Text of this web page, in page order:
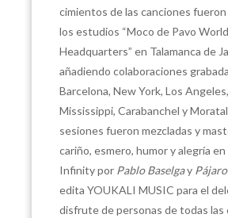
cimientos de las canciones
los estudios “Moco de Pavo World
Headquarters” en Talamanca de
añadiendo colaboraciones
Barcelona, New York, Los
Mississippi, Carabanchel y
sesiones fueron mezcladas y
cariño, esmero, humor y alegría
Infinity por Pablo Baselgay
edita YOUKALI MUSIC para el
disfrute de personas de todas las